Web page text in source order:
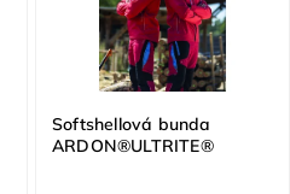
Softshellová bunda
ARDON®ULTRITE®